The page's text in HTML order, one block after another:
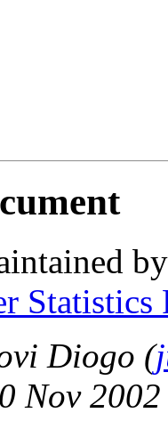
Diogo (
Nov 2002